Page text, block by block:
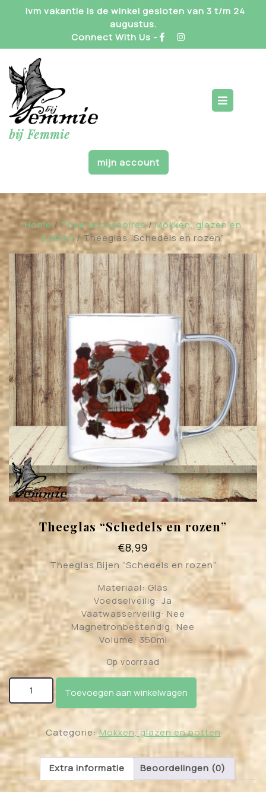
Ivm vakantie is de winkel gesloten van 3 t/m 24
augustus.
Connect With Us -
bij Femmie
mijn account
Home /Thee accessoires/Mokken, glazen en
potten / Theeglas “Schedels en rozen”
Theeglas “Schedels en rozen”
€8,99
Theeglas Bijen “Schedels en rozen”
Materiaal: Glas
Voedselveilig: Ja
Vaatwasserveilig: Nee
Magnetronbestendig: Nee
Volume: 350ml
Op voorraad
Theeglas "Schedels en rozen" aantal
Toevoegen aan winkelwagen
Categorie:Mokken, glazen en potten
Extra informatie Beoordelingen (0)